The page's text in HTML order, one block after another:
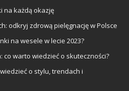
na każdą okazję
odkryj zdrową pielęgnację w Polsce
na wesele w lecie 2023?
co warto wiedzieć o skuteczności?
o stylu, trendach i